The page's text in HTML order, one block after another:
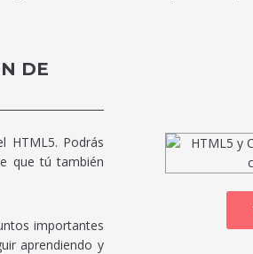
DE
HTML5. Podrás
que tú también
importantes
aprendiendo y